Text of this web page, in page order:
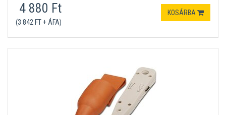
4 880 Ft
(3 842 FT + ÁFA)
KOSÁRBA